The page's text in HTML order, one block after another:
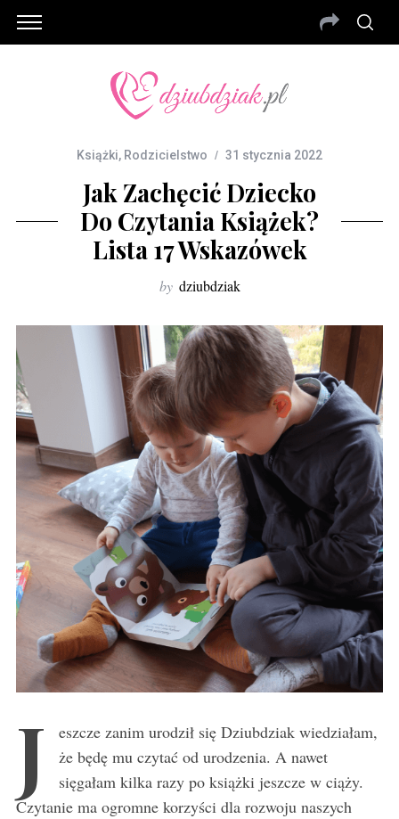
Książki, Rodzicielstwo 31 stycznia 2022
Jak Zachęcić Dziecko
Do Czytania Książek?
Lista 17 Wskazówek
by dziubdziak
J
eszcze zanim urodził się Dziubdziak wiedziałam,
że będę mu czytać od urodzenia. A nawet
sięgałam kilka razy po książki jeszcze w ciąży.
Czytanie ma ogromne korzyści dla rozwoju naszych